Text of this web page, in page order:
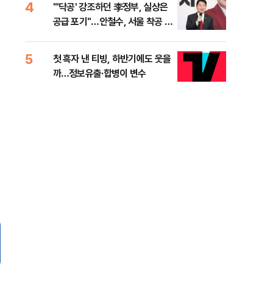
4
"'닥공' 강조하던 李정부, 실상은
공급 포기"…안철수, 서울 착공 실
5
첫 흑자 낸 티빙, 하반기에도 웃을
까…정보유출·합병이 변수